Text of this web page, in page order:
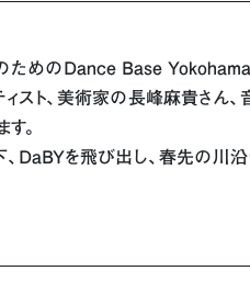
ためのDance Base Yokohama
スト、美術家の長峰麻貴さん
。
を飛び出し、春先の川沿